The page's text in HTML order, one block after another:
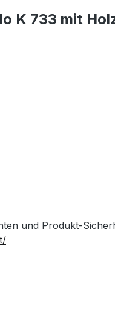
K 733 mit
und Produkt-